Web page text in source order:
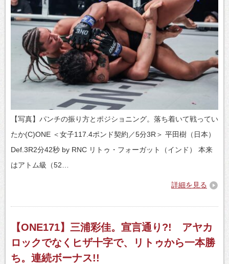
【写真】パンチの振り方とポジショニング。落ち着いて戦ってい
たか(C)ONE ＜女子117.4ポンド契約／5分3R＞ 平田樹（日本）
Def.3R2分42秒 by RNC リトゥ・フォーガット（インド） 本来
はアトム級（52…
詳細を見る
【ONE171】三浦彩佳。宣言通り?! アヤカ
ロックでなくヒザ十字で、リトゥから一本勝
ち。連続ボーナス!!